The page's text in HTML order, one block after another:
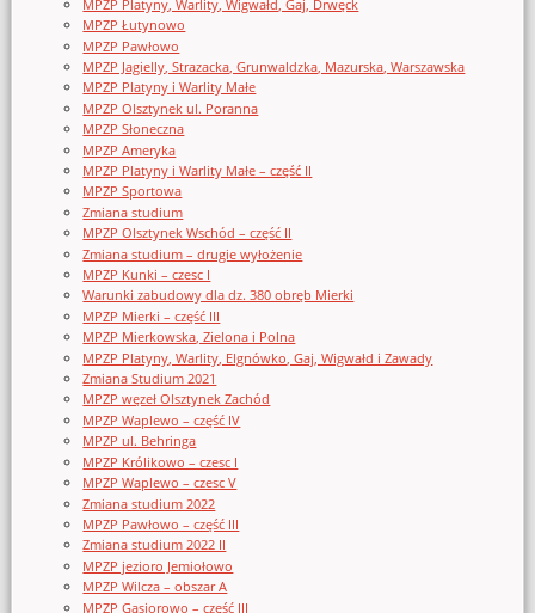
MPZP Platyny, Warlity, Wigwałd, Gaj, Drwęck
MPZP Łutynowo
MPZP Pawłowo
MPZP Jagielly, Strazacka, Grunwaldzka, Mazurska, Warszawska
MPZP Platyny i Warlity Małe
MPZP Olsztynek ul. Poranna
MPZP Słoneczna
MPZP Ameryka
MPZP Platyny i Warlity Małe – część II
MPZP Sportowa
Zmiana studium
MPZP Olsztynek Wschód – część II
Zmiana studium – drugie wyłożenie
MPZP Kunki – czesc I
Warunki zabudowy dla dz. 380 obręb Mierki
MPZP Mierki – część III
MPZP Mierkowska, Zielona i Polna
MPZP Platyny, Warlity, Elgnówko, Gaj, Wigwałd i Zawady
Zmiana Studium 2021
MPZP węzeł Olsztynek Zachód
MPZP Waplewo – część IV
MPZP ul. Behringa
MPZP Królikowo – czesc I
MPZP Waplewo – czesc V
Zmiana studium 2022
MPZP Pawłowo – część III
Zmiana studium 2022 II
MPZP jezioro Jemiołowo
MPZP Wilcza – obszar A
MPZP Gąsiorowo – część III